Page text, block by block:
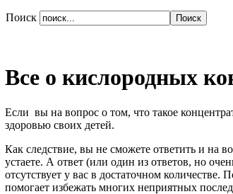
Поиск
Все о кислородных
Если вы на вопрос о том, что такое
здоровью своих детей.
Как следствие, вы не сможете ответить и на
устаете. А ответ (или один из ответов, но
отсутствует у вас в достаточном
помогает избежать многих неприятных